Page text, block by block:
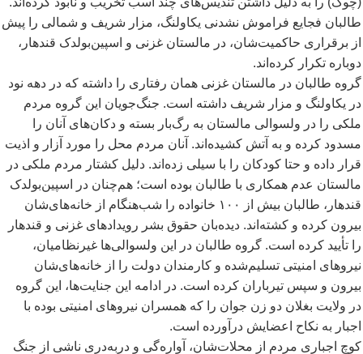
طالبان فجایع فراموش نشدنی یکاولنگ، مزار شریف و شمالی را پیش
از برقراری حاکمیتشان، در مالستان غزنی و اسپینبولدک قندهار،
دوباره تکرار کرده اند.
گروه طالبان در مالستان غزنی همان رفتاری را داشته که در دهه نود
در یکاولنگ و مزار شریف داشته است. جنگجویان این گروه مردم
ملکی را در ولسوالی مالستان به رگبار بسته و دکانهای آنان را
مسدود کرده و به آتش کشیده اند. آنان مردم محل را مورد آزار و اذیت
قرار داده و حتا کودکان را با سیلی زده اند. دلیل کشتار مردم ملکی در
مالستان عدم همکاری با طالبان بوده است؛ همچنان در اسپینبولدک
قندهار، طالبان بیش از ۱۰۰ خانواده را شب هنگام از خانههایشان
بیرون کرده و کشته اند. دیدهبان حقوق بشر رویدادهای غزنی و قندهار
را تأیید کرده است. گروه طالبان در این ولسوالیها غیرنظامیان،
نیروهای امنیتی تسلیمشده و کارمندان دولت را از خانههایشان
بیرون و سپس تیرباران کرده است. در ادامه این جنایتها، این گروه
در ولایت بغلان دو زن جوان را که همسران نیروهای امنیتی بوده با
اجبار به نکاح اعضایش درآورده است.
کوچ اجباری مردم از محلاتشان، آوارهگی و دربهدری ناشی از جنگ